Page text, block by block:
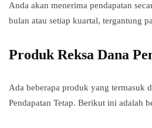
Anda akan menerima pendapatan
bulan atau setiap kuartal, tergantung
Produk Reksa Dana
Ada beberapa produk yang termasuk
Pendapatan Tetap. Berikut ini adalah